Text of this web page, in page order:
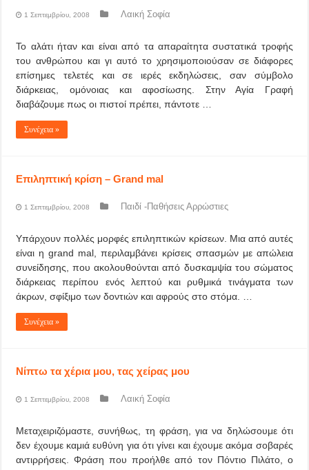
1 Σεπτεμβρίου, 2008 Λαική Σοφία
Το αλάτι ήταν και είναι από τα απαραίτητα συστατικά τροφής
του ανθρώπου και γι αυτό το χρησιμοποιούσαν σε διάφορες
επίσημες τελετές και σε ιερές εκδηλώσεις, σαν σύμβολο
διάρκειας, ομόνοιας και αφοσίωσης. Στην Αγία Γραφή
διαβάζουμε πως οι πιστοί πρέπει, πάντοτε …
Συνέχεια »
Επιληπτική κρίση – Grand mal
1 Σεπτεμβρίου, 2008 Παιδί -Παθήσεις Αρρώστιες
Υπάρχουν πολλές μορφές επιληπτικών κρίσεων. Μια από αυτές
είναι η grand mal, περιλαμβάνει κρίσεις σπασμών με απώλεια
συνείδησης, που ακολουθούνται από δυσκαμψία του σώματος
διάρκειας περίπου ενός λεπτού και ρυθμικά τινάγματα των
άκρων, σφίξιμο των δοντιών και αφρούς στο στόμα. …
Συνέχεια »
Νίπτω τα χέρια μου, τας χείρας μου
1 Σεπτεμβρίου, 2008 Λαική Σοφία
Μεταχειριζόμαστε, συνήθως, τη φράση, για να δηλώσουμε ότι
δεν έχουμε καμιά ευθύνη για ότι γίνει και έχουμε ακόμα σοβαρές
αντιρρήσεις. Φράση που προήλθε από τον Πόντιο Πιλάτο, ο